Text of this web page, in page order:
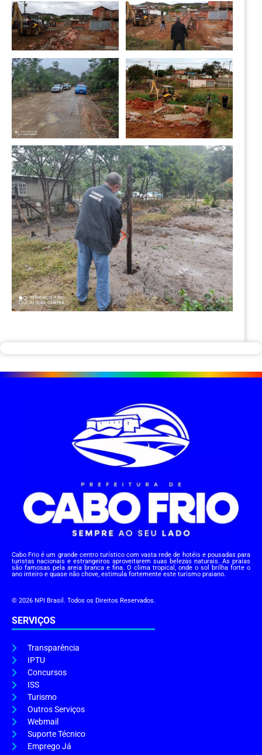
Cabo Frio é um grande centro turístico com vasta rede de hotéis e pousadas para
turistas nacionais e estrangeiros aproveitarem suas belezas naturais. As praias
são famosas pela areia branca e fina. O clima tropical, onde o sol brilha forte o
ano inteiro e quase não chove, estimula fortemente este turismo praiano.
© 2026 NPI Brasil. Todos os Direitos Reservados.
SERVIÇOS
Transparência
IPTU
Concursos
ISS
Turismo
Outros Serviços
Webmail
Suporte Técnico
Emprego Já